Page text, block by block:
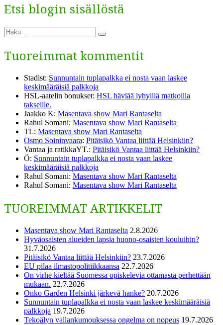
Etsi blogin sisällöstä
Etsi:
Haku
Tuoreimmat kommentit
Stadist: Sunnuntain tuplapalkka ei nosta vaan laskee
keskimääräisiä palkkoja
HSL-aatelin bonukset: HSL häviää lyhyillä matkoilla
takseille.
Jaakko K: Masentava show Mari Rantaselta
Rahul Somani: Masentava show Mari Rantaselta
TL: Masentava show Mari Rantaselta
Osmo Soininvaara: Pitäisikö Vantaa liittää Helsinkiin?
Vantaa ja ratikkaYT.: Pitäisikö Vantaa liittää Helsinkiin?
Ö: Sunnuntain tuplapalkka ei nosta vaan laskee
keskimääräisiä palkkoja
Rahul Somani: Masentava show Mari Rantaselta
Rahul Somani: Masentava show Mari Rantaselta
TUOREIMMAT ARTIKKELIT
Masentava show Mari Rantaselta 2.8.2026
Hyväosaisten alueiden lapsia huono-osaisten kouluihin?
31.7.2026
Pitäisikö Vantaa liittää Helsinkiin? 23.7.2026
EU pilaa ilmastopolitiikkaansa 22.7.2026
On virhe kieltää Suomessa opiskelevia ottamasta perhettään
mukaan. 22.7.2026
Onko Garden Helsinki järkevä hanke? 20.7.2026
Sunnuntain tuplapalkka ei nosta vaan laskee keskimääräisiä
palkkoja 19.7.2026
Tekoälyn vallankumouksessa ongelma on nopeus 19.7.2026